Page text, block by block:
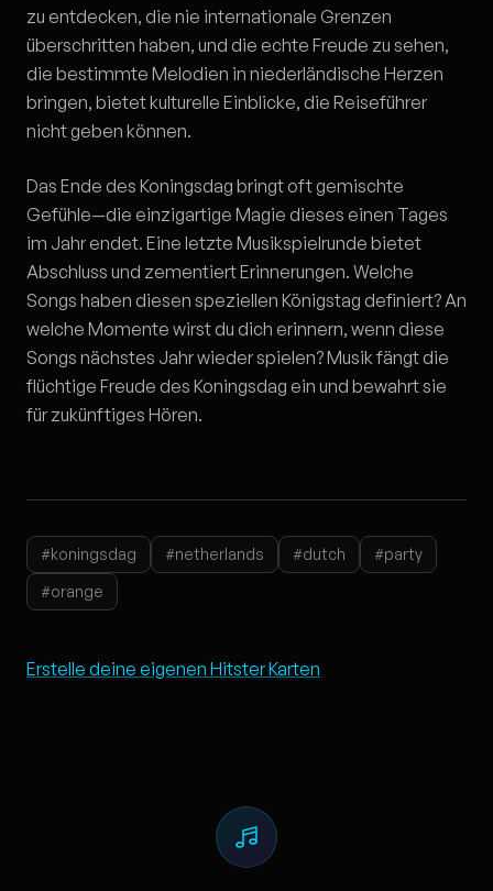
zu entdecken, die nie internationale Grenzen
überschritten haben, und die echte Freude zu sehen,
die bestimmte Melodien in niederländische Herzen
bringen, bietet kulturelle Einblicke, die Reiseführer
nicht geben können.
Das Ende des Koningsdag bringt oft gemischte
Gefühle—die einzigartige Magie dieses einen Tages
im Jahr endet. Eine letzte Musikspielrunde bietet
Abschluss und zementiert Erinnerungen. Welche
Songs haben diesen speziellen Königstag definiert? An
welche Momente wirst du dich erinnern, wenn diese
Songs nächstes Jahr wieder spielen? Musik fängt die
flüchtige Freude des Koningsdag ein und bewahrt sie
für zukünftiges Hören.
#koningsdag #netherlands #dutch
#party
#orange
Erstelle deine eigenen Hitster Karten